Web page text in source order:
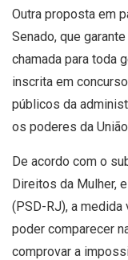
Outra proposta em
Senado, que
chamada para toda
inscrita em
públicos da
os poderes da
De acordo com o
Direitos da Mulher,
(PSD-RJ), a medida
poder comparecer
comprovar a